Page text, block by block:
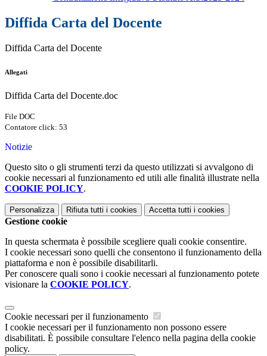
Diffida Carta del Docente
Diffida Carta del Docente
Allegati
Diffida Carta del Docente.doc
File DOC
Contatore click: 53
Notizie
Questo sito o gli strumenti terzi da questo utilizzati si avvalgono di
cookie necessari al funzionamento ed utili alle finalità illustrate nella
COOKIE POLICY.
Personalizza Rifiuta tutti i cookies Accetta tutti i cookies
Gestione cookie
In questa schermata è possibile scegliere quali cookie consentire.
I cookie necessari sono quelli che consentono il funzionamento della
piattaforma e non è possibile disabilitarli.
Per conoscere quali sono i cookie necessari al funzionamento potete
visionare la COOKIE POLICY.
Cookie necessari per il funzionamento
I cookie necessari per il funzionamento non possono essere
disabilitati. È possibile consultare l'elenco nella pagina della cookie
policy.